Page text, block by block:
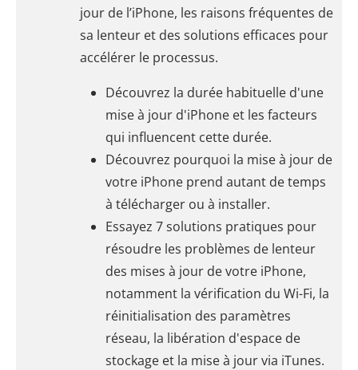
jour de l’iPhone, les raisons fréquentes de
sa lenteur et des solutions efficaces pour
accélérer le processus.
Découvrez la durée habituelle d'une
mise à jour d'iPhone et les facteurs
qui influencent cette durée.
Découvrez pourquoi la mise à jour de
votre iPhone prend autant de temps
à télécharger ou à installer.
Essayez 7 solutions pratiques pour
résoudre les problèmes de lenteur
des mises à jour de votre iPhone,
notamment la vérification du Wi-Fi, la
réinitialisation des paramètres
réseau, la libération d'espace de
stockage et la mise à jour via iTunes.